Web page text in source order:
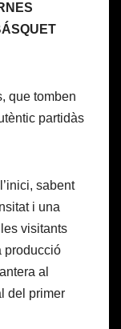
que tomben
partidàs
sabent
i una
visitants
producció
al
del primer